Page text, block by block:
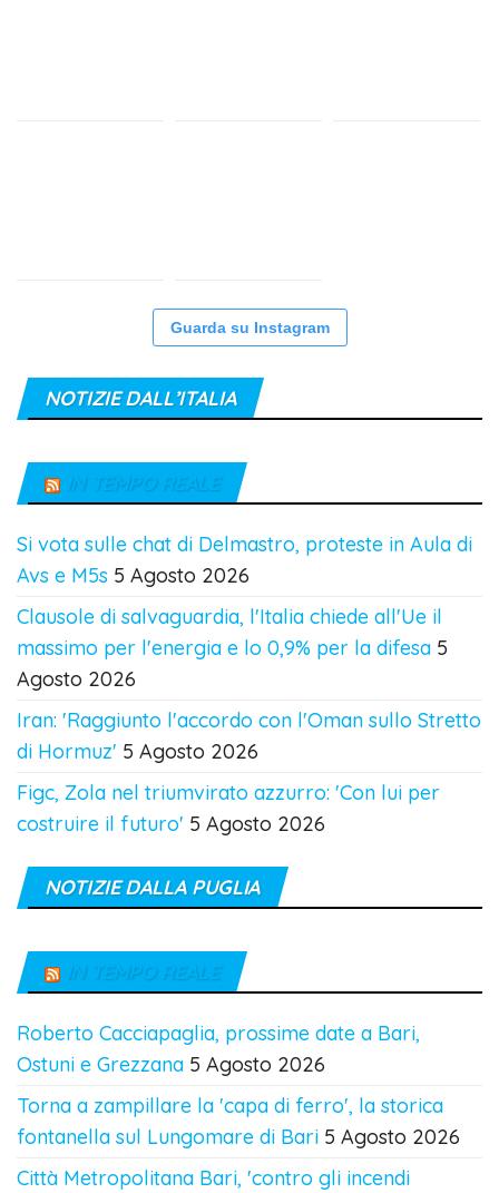
Guarda su Instagram
NOTIZIE DALL’ITALIA
IN TEMPO REALE
Si vota sulle chat di Delmastro, proteste in Aula di
Avs e M5s 5 Agosto 2026
Clausole di salvaguardia, l'Italia chiede all'Ue il
massimo per l'energia e lo 0,9% per la difesa 5
Agosto 2026
Iran: 'Raggiunto l'accordo con l'Oman sullo Stretto
di Hormuz' 5 Agosto 2026
Figc, Zola nel triumvirato azzurro: 'Con lui per
costruire il futuro' 5 Agosto 2026
NOTIZIE DALLA PUGLIA
IN TEMPO REALE
Roberto Cacciapaglia, prossime date a Bari,
Ostuni e Grezzana 5 Agosto 2026
Torna a zampillare la 'capa di ferro', la storica
fontanella sul Lungomare di Bari 5 Agosto 2026
Città Metropolitana Bari, 'contro gli incendi